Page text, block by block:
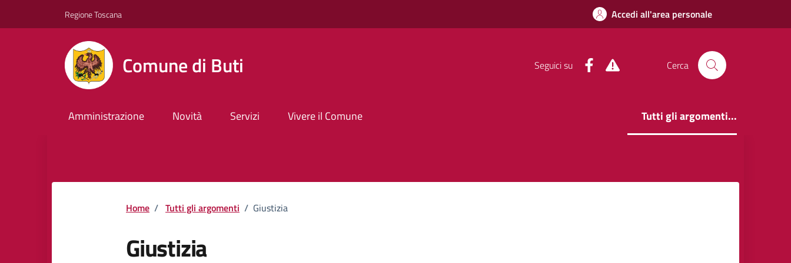
Regione Toscana Accedi all'area personale
Comune di Buti Seguici su FacebookAlert SystemCerca
Amministrazione Novità Servizi Vivere il Comune Tutti gli argomenti...
Home / Tutti gli argomenti / Giustizia
Giustizia